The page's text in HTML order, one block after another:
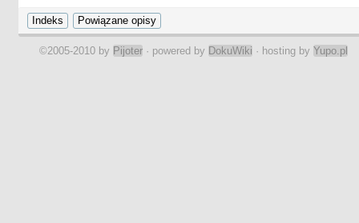
©2005-2010 by Pijoter · powered by DokuWiki · hosting by Yupo.pl